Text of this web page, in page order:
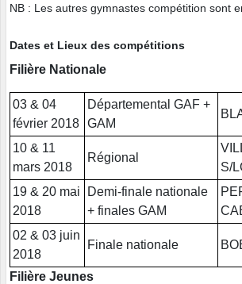
NB : Les autres gymnastes compétition sont
Dates et Lieux des compétitions
Filière Nationale
03 & 04
février 2018
Départemental GAF +
GAM
10 & 11
mars 2018
Régional
S/
19 & 20 mai
2018
Demi-finale nationale
+ finales GAM
02 & 03 juin
2018
Finale nationale
Filière Jeunes